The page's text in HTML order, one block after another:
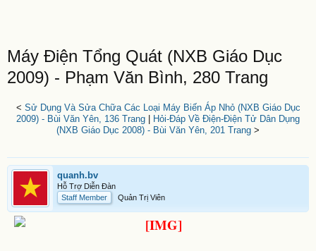
Máy Điện Tổng Quát (NXB Giáo Dục
2009) - Phạm Văn Bình, 280 Trang
< Sử Dụng Và Sửa Chữa Các Loại Máy Biến Áp Nhỏ (NXB Giáo Dục
2009) - Bùi Văn Yên, 136 Trang
Hỏi-Đáp Về Điện-Điện Tử Dân Dụng
(NXB Giáo Dục 2008) - Bùi Văn Yên, 201 Trang >
quanh.bv
Hỗ Trợ Diễn Đàn
Staff Member
Quản Trị Viên